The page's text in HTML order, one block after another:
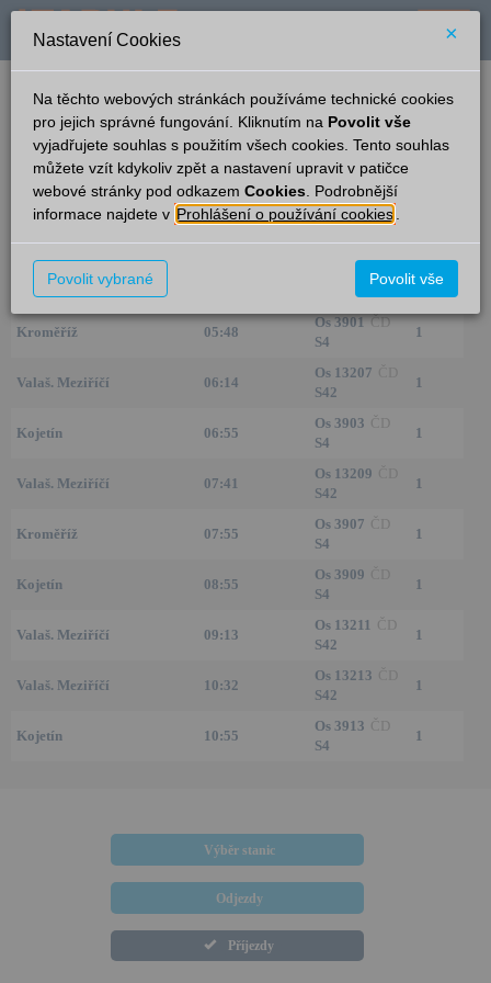
verze: 2.0.6 podpora: help-tabule@oltis.cz
English
Příjezdy
Rožnov pod Radhoštěm
23:58
Ze směru Čas/Aktuální Vlak/Linka Kolej
Valaš. Meziříčí
Os 13203 ČD
1
Kroměříž 05:48
Os 3901 ČD
S4
1
Valaš. Meziříčí 06:14
Os 13207
S42
1
Kojetín 06:55
Os 3903 ČD
S4
1
Valaš. Meziříčí 07:41
Os 13209
S42
1
Kroměříž 07:55
Os 3907 ČD
S4
1
Kojetín 08:55
Os 3909
S4
1
Valaš. Meziříčí 09:13
Os 13211 ČD
S42
1
Valaš. Meziříčí 10:32
Os 13213
S42
1
Kojetín 10:55
Os 3913 ČD
S4
1
Výběr stanic
Odjezdy
Příjezdy
Nastavení Cookies ×
Na těchto webových stránkách používáme technické cookies
pro jejich správné fungování. Kliknutím na Povolit vše
vyjadřujete souhlas s použitím všech cookies. Tento souhlas
můžete vzít kdykoliv zpět a nastavení upravit v patičce
webové stránky pod odkazem Cookies . Podrobnější
informace najdete v Prohlášení o používání cookies
Povolit vybrané Povolit vše